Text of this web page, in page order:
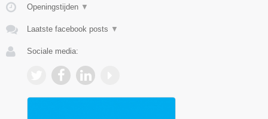
Openingstijden ▼
Laatste facebook posts ▼
Sociale media: